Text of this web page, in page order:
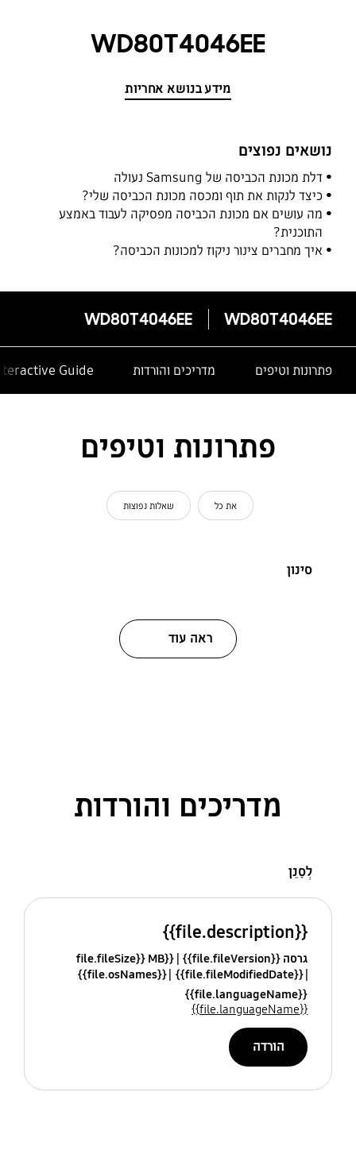
WD80T4046EE
מידע בנושא אחריות
נושאים נפוצים
דלת מכונת הכביסה של Samsung נעולה
כיצד לנקות את תוף ומכסה מכונת הכביסה שלי?
מה עושים אם מכונת הכביסה מפסיקה לעבוד באמצע
התוכנית?
איך מחברים צינור ניקוז למכונות הכביסה?
WD80T4046EE
WD80T4046EE
פתרונות וטיפים מדריכים והורדות Guide
פתרונות וטיפים
את כל שאלות נפוצות
סינון
ראה עוד
מדריכים והורדות
לְסַנֵן
{{file.description}}
גרסה {{file.fileVersion}}
{{file.fileSize}} MB
{{file.fileModifiedDate}}
{{file.osNames}}
{{file.languageName}}
{{file.languageName}}
הורדה